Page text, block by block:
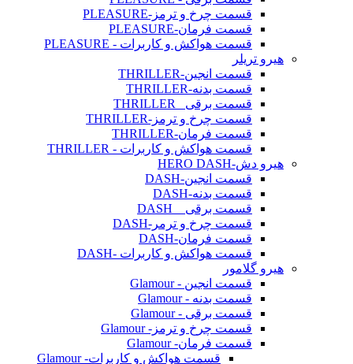
قسمت چرخ و ترمز-PLEASURE
قسمت فرمان-PLEASURE
قسمت هواکش و کاربرات - PLEASURE
هیرو تریلر
قسمت انجین-THRILLER
قسمت بدنه-THRILLER
قسمت برقی _THRILLER
قسمت چرخ و ترمز-THRILLER
قسمت فرمان-THRILLER
قسمت هواکش و کاربرات - THRILLER
هیرو دش-HERO DASH
قسمت انجین-DASH
قسمت بدنه-DASH
قسمت برقی _ DASH
قسمت چرخ و ترمر-DASH
قسمت فرمان-DASH
قسمت هواکش و کاربرات -DASH
هیرو گلامور
قسمت انجین - Glamour
قسمت بدنه - Glamour
قسمت برقی - Glamour
قسمت چرخ و ترمز- Glamour
قسمت فرمان- Glamour
قسمت هواکش و کاربرات- Glamour